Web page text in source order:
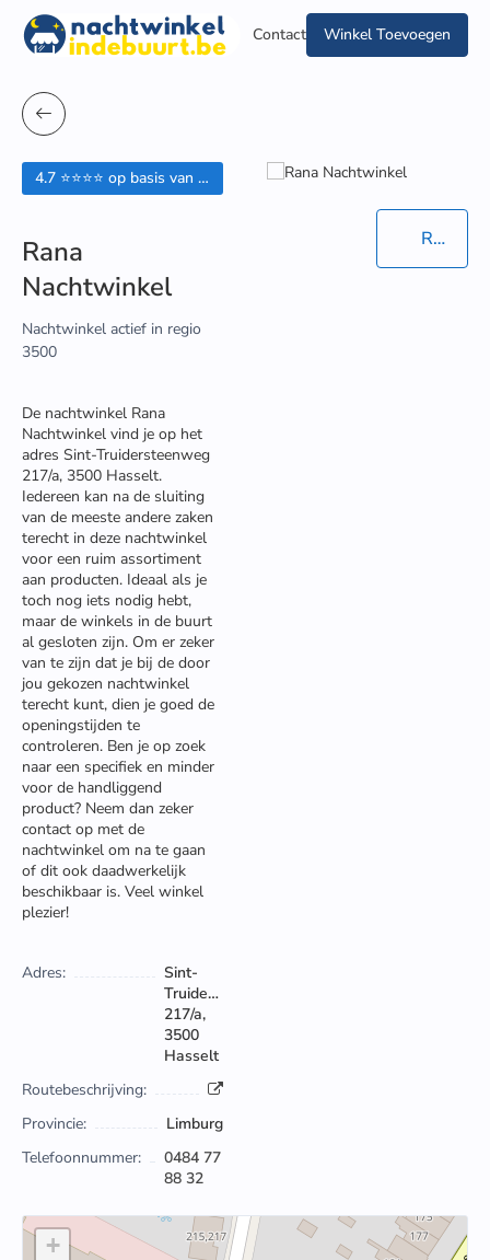
Contact Winkel Toevoegen
Routebeschrijving in Google Maps
4.7 ⭐⭐⭐⭐ op basis van 3 beoordelingen
Rana
Nachtwinkel
Nachtwinkel actief in regio
3500
De nachtwinkel Rana
Nachtwinkel vind je op het
adres Sint-Truidersteenweg
217/a, 3500 Hasselt.
Iedereen kan na de sluiting
van de meeste andere zaken
terecht in deze nachtwinkel
voor een ruim assortiment
aan producten. Ideaal als je
toch nog iets nodig hebt,
maar de winkels in de buurt
al gesloten zijn. Om er zeker
van te zijn dat je bij de door
jou gekozen nachtwinkel
terecht kunt, dien je goed de
openingstijden te
controleren. Ben je op zoek
naar een specifiek en minder
voor de handliggend
product? Neem dan zeker
contact op met de
nachtwinkel om na te gaan
of dit ook daadwerkelijk
beschikbaar is. Veel winkel
plezier!
Adres:
Sint-
Truidersteenweg
217/a,
3500
Hasselt
Routebeschrijving:
Provincie:
Limburg
Telefoonnummer:
0484 77
88 32
+